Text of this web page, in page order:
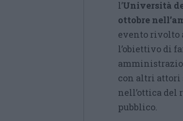
l’Università
ottobre
evento rivolto
l’obiettivo di
con altri attori
nell’ottica
pubblico.